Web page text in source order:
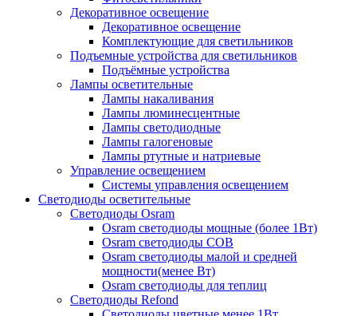
Декоративное освещение
Декоративное освещение
Комплектующие для светильников
Подъемные устройства для светильников
Подъёмные устройства
Лампы осветительные
Лампы накаливания
Лампы люминесцентные
Лампы светодиодные
Лампы галогеновые
Лампы ртутные и натриевые
Управление освещением
Системы управления освещением
Светодиоды осветительные
Светодиоды Osram
Osram светодиоды мощные (более 1Вт)
Osram светодиоды COB
Osram светодиоды малой и средней
мощности(менее Вт)
Osram светодиоды для теплиц
Светодиоды Refond